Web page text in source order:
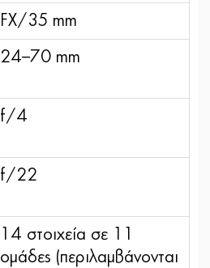
FX/35 mm
24–70 mm
f/4
f/22
14 στοιχεία σε 11
ομάδες (περιλαμβάνονται